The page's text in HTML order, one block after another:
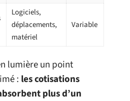
Logiciels,
déplacements,
matériel
Variable
lumière un point
: les cotisations
plus d’un